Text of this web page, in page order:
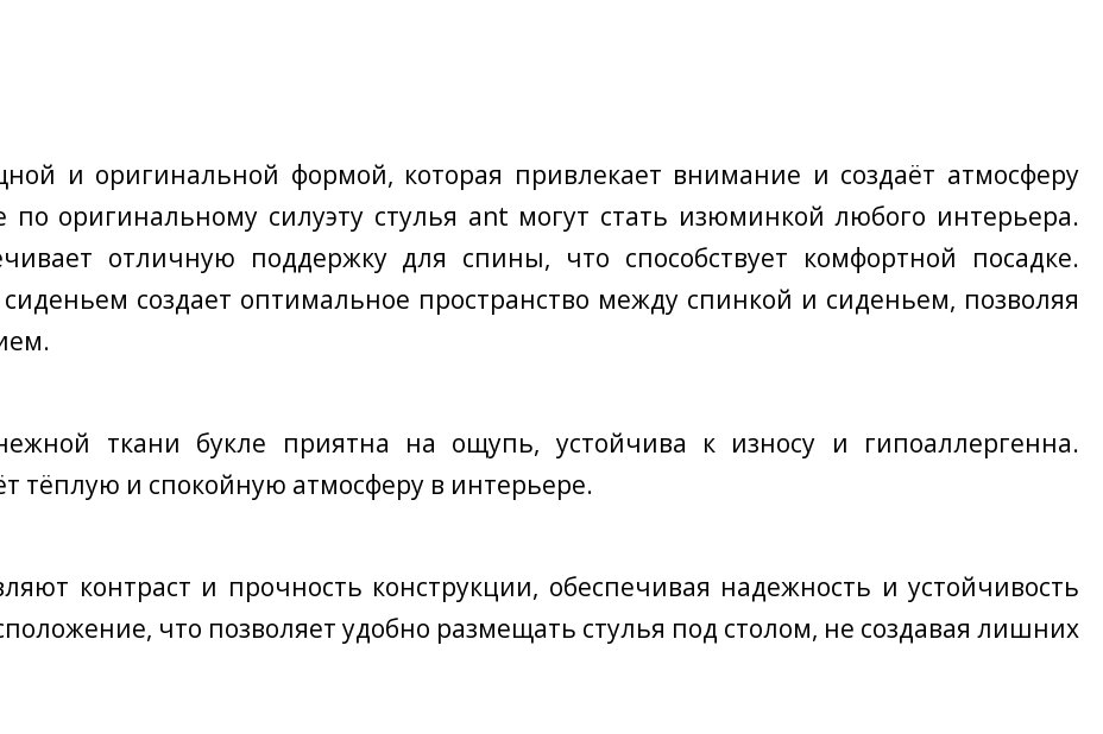
и оригинальной формой, которая привлекает внимание и создаёт атмосферу
оригинальному силуэту стулья ant могут стать изюминкой любого интерьера.
отличную поддержку для спины, что способствует комфортной посадке.
создает оптимальное пространство между спинкой и сиденьем, позволяя
ткани букле приятна на ощупь, устойчива к износу и гипоаллергенна.
тёплую и спокойную атмосферу в интерьере.
контраст и прочность конструкции, обеспечивая надежность и устойчивость
что позволяет удобно размещать стулья под столом, не создавая лишних